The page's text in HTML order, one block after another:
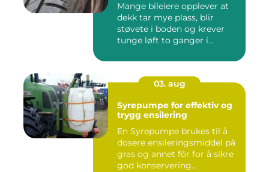
Mange bileiere opplever at
dekk tar mye plass, blir
støvete i boden og krever
tunge løft to ganger i...
03. aug
Syrepumpe for effektiv og
trygg ensilering
En Syrepumpe brukes til å
dosere ensileringsmiddel på
gras og annet fôr for å sikre
god konservering...